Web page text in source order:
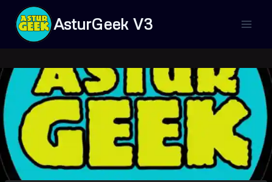
Saltar
contenido
AsturGeek V3